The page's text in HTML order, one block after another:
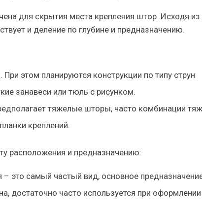
для скрытия места крепления штор. Исходя из
и деление по глубине и предназначению.
этом планируются конструкции по типу струн
занавеси или тюль с рисунком.
тяжелые шторы, часто комбинации
креплений.
расположения и предназначению:
это самый частый вид, основное
достаточно часто используется при оформлении